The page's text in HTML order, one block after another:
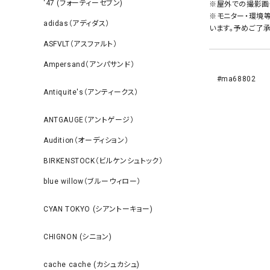
‘47 (フォーティーセブン)
adidas（アディダス）
ASFVLT（アスファルト）
Ampersand（アンパサンド）
Antiquite's（アンティークス）
ANTGAUGE（アントゲージ）
Audition（オーディション）
BIRKENSTOCK（ビルケンシュトック）
blue willow（ブルーウィロー）
CYAN TOKYO (シアントーキョー)
CHIGNON (シニョン)
cache cache (カシュカシュ)
※屋外での撮影画
※モニター・環境
います。予めご了
#ma68802